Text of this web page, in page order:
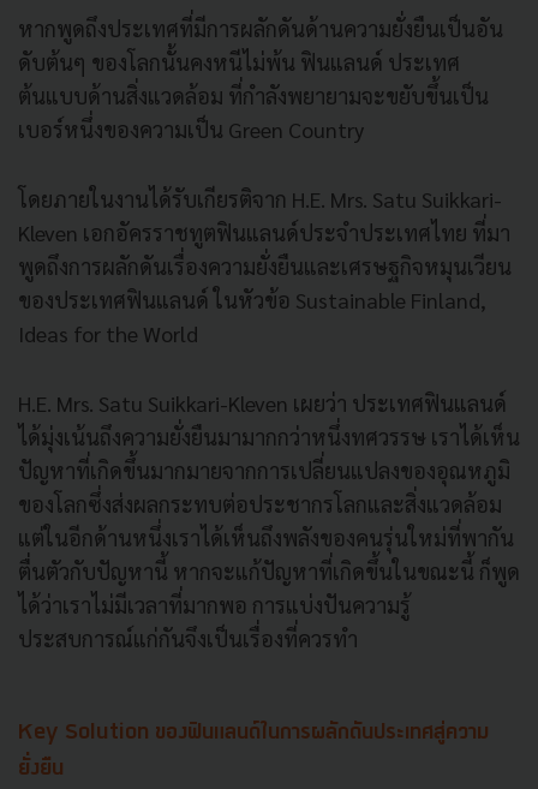
หากพูดถึงประเทศที่มีการผลักดันด้านความยั่งยืนเป็นอัน
ดับต้นๆ ของโลกนั้นคงหนีไม่พ้น ฟินแลนด์ ประเทศ
ต้นแบบด้านสิ่งแวดล้อม ที่กำลังพยายามจะขยับขึ้นเป็น
เบอร์หนึ่งของความเป็น Green Country
โดยภายในงานได้รับเกียรติจาก H.E. Mrs. Satu Suikkari-
Kleven เอกอัครราชทูตฟินแลนด์ประจำประเทศไทย ที่มา
พูดถึงการผลักดันเรื่องความยั่งยืนและเศรษฐกิจหมุนเวียน
ของประเทศฟินแลนด์ ในหัวข้อ Sustainable Finland,
Ideas for the World
H.E. Mrs. Satu Suikkari-Kleven เผยว่า ประเทศฟินแลนด์
ได้มุ่งเน้นถึงความยั่งยืนมามากกว่าหนึ่งทศวรรษ เราได้เห็น
ปัญหาที่เกิดขึ้นมากมายจากการเปลี่ยนแปลงของอุณหภูมิ
ของโลกซึ่งส่งผลกระทบต่อประชากรโลกและสิ่งแวดล้อม
แต่ในอีกด้านหนึ่งเราได้เห็นถึงพลังของคนรุ่นใหม่ที่พากัน
ตื่นตัวกับปัญหานี้ หากจะแก้ปัญหาที่เกิดขึ้นในขณะนี้ ก็พูด
ได้ว่าเราไม่มีเวลาที่มากพอ การแบ่งปันความรู้
ประสบการณ์แก่กันจึงเป็นเรื่องที่ควรทำ
Key Solution ของฟินแลนด์ในการผลักดันประเทศสู่ความ
ยั่งยืน